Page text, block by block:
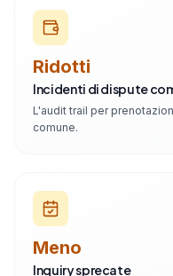
Ridotti
Incidenti di dispute
L'audit trail per
comune.
Meno
Inquiry sprecate